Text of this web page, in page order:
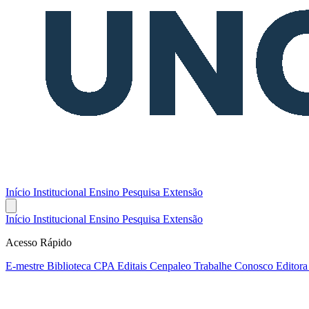
Início Institucional Ensino Pesquisa Extensão
Início Institucional Ensino Pesquisa Extensão
Acesso Rápido
E-mestre Biblioteca CPA Editais Cenpaleo Trabalhe Conosco Editora